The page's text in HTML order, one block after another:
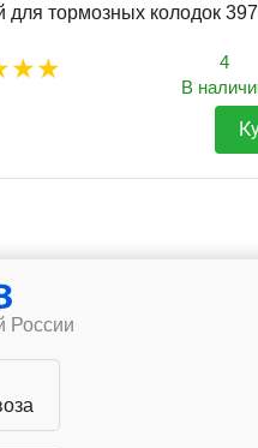
тормозных колодок
4
В
России